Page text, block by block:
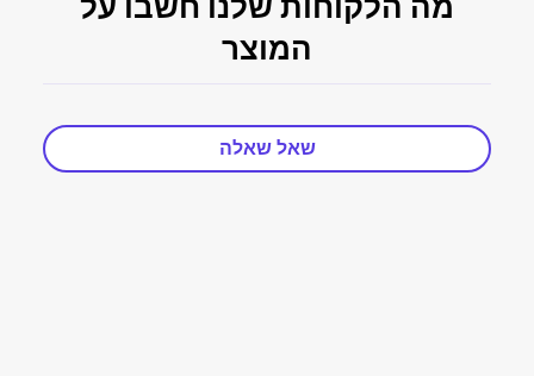
המוצר
שאל שאלה